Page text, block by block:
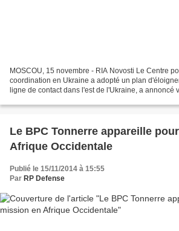
MOSCOU, 15 novembre - RIA Novosti Le Centre
coordination en Ukraine a adopté un plan
ligne de contact dans l'est de l'Ukraine, a annoncé
Le BPC Tonnerre appareille
Afrique Occidentale
Publié le 15/11/2014 à 15:55
Par RP Defense